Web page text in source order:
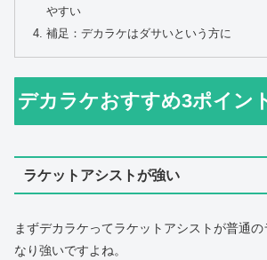
やすい
補足：デカラケはダサいという方に
デカラケおすすめ3ポイン
ラケットアシストが強い
まずデカラケってラケットアシストが普通
なり強いですよね。